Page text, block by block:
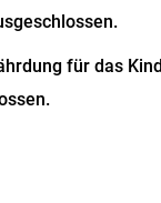
für das